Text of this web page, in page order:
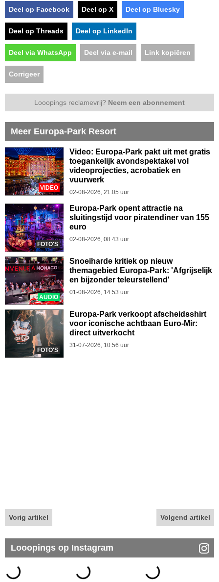
Deel op Facebook Deel op X Deel op Bluesky
Deel op Threads Deel op LinkedIn
Deel via WhatsApp Deel via e-mail Link kopiëren
Corrigeer
Looopings reclamevrij? Neem een abonnement
Meer Europa-Park Resort
VIDEO
Video: Europa-Park pakt uit met gratis
toegankelijk avondspektakel vol
videoprojecties, acrobatiek en
vuurwerk
02-08-2026, 21.05 uur
FOTO'S
Europa-Park opent attractie na
sluitingstijd voor piratendiner van 155
euro
02-08-2026, 08.43 uur
AUDIO
Snoeiharde kritiek op nieuw
themagebied Europa-Park: 'Afgrijselijk
en bijzonder teleurstellend'
01-08-2026, 14.53 uur
FOTO'S
Europa-Park verkoopt afscheidsshirt
voor iconische achtbaan Euro-Mir:
direct uitverkocht
31-07-2026, 10.56 uur
Vorig artikel Volgend artikel
Looopings op Instagram